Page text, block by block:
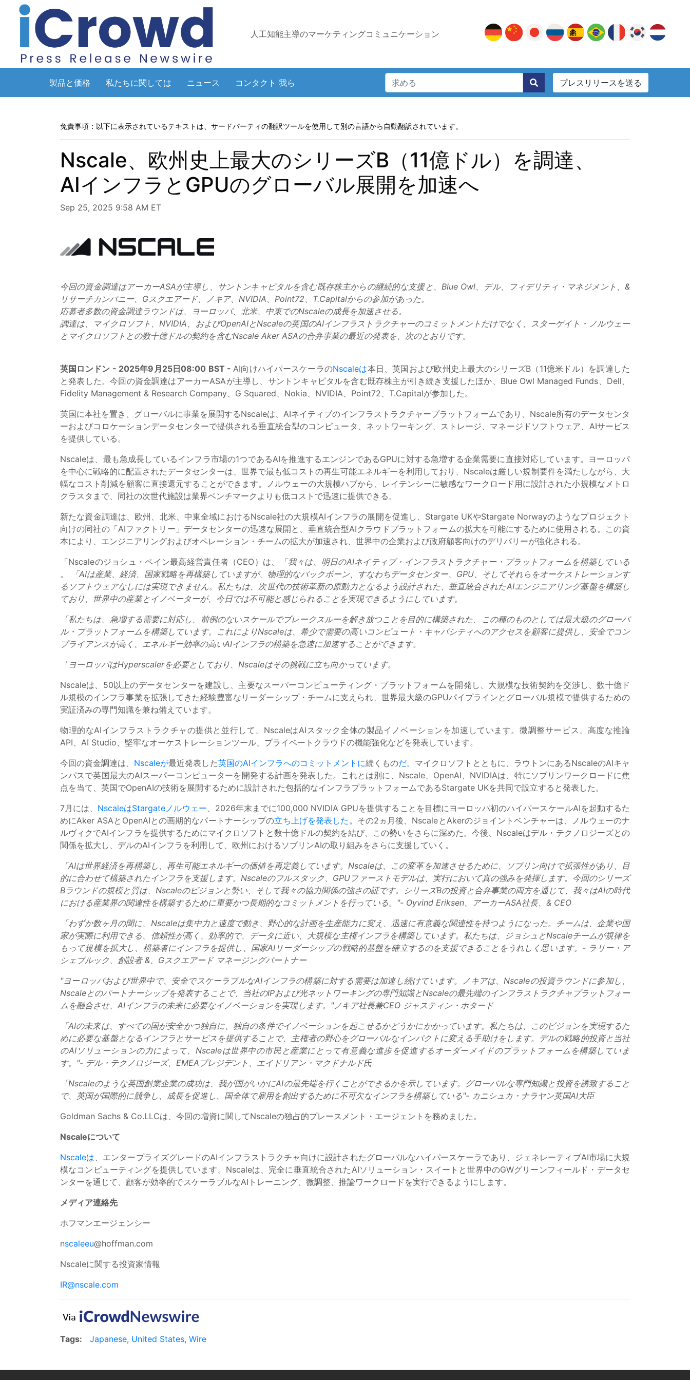
人工知能主導のマーケティングコミュニケーション
製品と価格 私たちに関しては ニュース コンタクト 我ら プレスリリースを送る
免責事項：以下に表示されているテキストは、サードパーティの翻訳ツールを使用して別の言語から自動翻訳されています。
Nscale、欧州史上最大のシリーズB（11億ドル）を調達、
AIインフラとGPUのグローバル展開を加速へ
Sep 25, 2025 9:58 AM ET
今回の資金調達はアーカーASAが主導し、サントンキャピタルを含む既存株主からの継続的な支援と、Blue Owl、デル、フィデリティ・マネジメント、&
リサーチカンパニー、Gスクエアード、ノキア、NVIDIA、Point72、T.Capitalからの参加があった。
応募者多数の資金調達ラウンドは、ヨーロッパ、北米、中東でのNscaleの成長を加速させる。
調達は、マイクロソフト、NVIDIA、およびOpenAIとNscaleの英国のAIインフラストラクチャーのコミットメントだけでなく、スターゲイト・ノルウェー
とマイクロソフトとの数十億ドルの契約を含むNscale Aker ASAの合弁事業の最近の発表を、次のとおりです。
英国ロンドン - 2025年9月25日08:00 BST -AI向けハイパースケーラのNscaleは本日、英国および欧州史上最大のシリーズB（11億米ドル）を調達した
と発表した。今回の資金調達はアーカーASAが主導し、サントンキャピタルを含む既存株主が引き続き支援したほか、Blue Owl Managed Funds、Dell、
Fidelity Management & Research Company、G Squared、Nokia、NVIDIA、Point72、T.Capitalが参加した。
英国に本社を置き、グローバルに事業を展開するNscaleは、AIネイティブのインフラストラクチャープラットフォームであり、Nscale所有のデータセンタ
ーおよびコロケーションデータセンターで提供される垂直統合型のコンピュータ、ネットワーキング、ストレージ、マネージドソフトウェア、AIサービス
を提供している。
Nscaleは、最も急成長しているインフラ市場の1つであるAIを推進するエンジンであるGPUに対する急増する企業需要に直接対応しています。ヨーロッパ
を中心に戦略的に配置されたデータセンターは、世界で最も低コストの再生可能エネルギーを利用しており、Nscaleは厳しい規制要件を満たしながら、大
幅なコスト削減を顧客に直接還元することができます。ノルウェーの大規模ハブから、レイテンシーに敏感なワークロード用に設計された小規模なメトロ
クラスタまで、同社の次世代施設は業界ベンチマークよりも低コストで迅速に提供できる。
新たな資金調達は、欧州、北米、中東全域におけるNscale社の大規模AIインフラの展開を促進し、Stargate UKやStargate Norwayのようなプロジェクト
向けの同社の「AIファクトリー」データセンターの迅速な展開と、垂直統合型AIクラウドプラットフォームの拡大を可能にするために使用される。この資
本により、エンジニアリングおよびオペレーション・チームの拡大が加速され、世界中の企業および政府顧客向けのデリバリーが強化される。
「Nscaleのジョシュ・ペイン最高経営責任者（CEO）は、
「我々は、明日のAIネイティブ・インフラストラクチャー・プラットフォームを構築している
。
「AIは産業、経済、国家戦略を再構築していますが、物理的なバックボーン、すなわちデータセンター、GPU、そしてそれらをオーケストレーションす
るソフトウェアなしには実現できません。私たちは、次世代の技術革新の原動力となるよう設計された、垂直統合されたAIエンジニアリング基盤を構築し
ており、世界中の産業とイノベーターが、今日では不可能と感じられることを実現できるようにしています。
「私たちは、急増する需要に対応し、前例のないスケールでブレークスルーを解き放つことを目的に構築された、この種のものとしては最大級のグローバ
ル・プラットフォームを構築しています。これによりNscaleは、希少で需要の高いコンピュート・キャパシティへのアクセスを顧客に提供し、安全でコン
プライアンスが高く、エネルギー効率の高いAIインフラの構築を急速に加速することができます。
「ヨーロッパはHyperscalerを必要としており、Nscaleはその挑戦に立ち向かっています。
Nscaleは、50以上のデータセンターを建設し、主要なスーパーコンピューティング・プラットフォームを開発し、大規模な技術契約を交渉し、数十億ド
ル規模のインフラ事業を拡張してきた経験豊富なリーダーシップ・チームに支えられ、世界最大級のGPUパイプラインとグローバル規模で提供するための
実証済みの専門知識を兼ね備えています。
物理的なAIインフラストラクチャの提供と並行して、NscaleはAIスタック全体の製品イノベーションを加速しています。微調整サービス、高度な推論
API、AI Studio、堅牢なオーケストレーションツール、プライベートクラウドの機能強化などを発表しています。
今回の資金調達は、 Nscaleが最近発表した英国のAIインフラへのコミットメントに続くものだ。 マイクロソフトとともに、ラウトンにあるNscaleのAIキャ
ンパスで英国最大のAIスーパーコンピューターを開発する計画を発表した。これとは別に、Nscale、OpenAI、NVIDIAは、特にソブリンワークロードに焦
点を当て、英国でOpenAIの技術を展開するために設計された包括的なインフラプラットフォームであるStargate UKを共同で設立すると発表した。
7月には、 NscaleはStargateノルウェー、2026年末までに100,000 NVIDIA GPUを提供することを目標にヨーロッパ初のハイパースケールAIを起動するた
めにAker ASAとOpenAIとの画期的なパートナーシップの立ち上げを発表した 。その2ヵ月後、NscaleとAkerのジョイントベンチャーは、ノルウェーのナ
ルヴィクでAIインフラを提供するためにマイクロソフトと数十億ドルの契約を結び、この勢いをさらに深めた。今後、Nscaleはデル・テクノロジーズとの
関係を拡大し、デルのAIインフラを利用して、欧州におけるソブリンAIの取り組みをさらに支援していく。
「AIは世界経済を再構築し、再生可能エネルギーの価値を再定義しています。Nscaleは、この変革を加速させるために、ソブリン向けで拡張性があり、目
的に合わせて構築されたインフラを支援します。Nscaleのフルスタック、GPUファーストモデルは、実行において真の強みを発揮します。今回のシリーズ
Bラウンドの規模と質は、Nscaleのビジョンと勢い、そして我々の協力関係の強さの証です。シリーズBの投資と合弁事業の両方を通じて、我々はAIの時代
における産業界の関連性を構築するために重要かつ長期的なコミットメントを行っている。"- Oyvind Eriksen、アーカーASA社長、& CEO
「わずか数ヶ月の間に、Nscaleは集中力と速度で動き、野心的な計画を生産能力に変え、迅速に有意義な関連性を持つようになった。チームは、企業や国
家が実際に利用できる、信頼性が高く、効率的で、データに近い、大規模な主権インフラを構築しています。私たちは、ジョシュとNscaleチームが規律を
もって規模を拡大し、構築者にインフラを提供し、国家AIリーダーシップの戦略的基盤を確立するのを支援できることをうれしく思います。- ラリー・ア
シェブルック、創設者 &、Gスクエアード マネージングパートナー
"ヨーロッパおよび世界中で、安全でスケーラブルなAIインフラの構築に対する需要は加速し続けています。ノキアは、Nscaleの投資ラウンドに参加し、
Nscaleとのパートナーシップを発表することで、当社のIPおよび光ネットワーキングの専門知識とNscaleの最先端のインフラストラクチャプラットフォー
ムを融合させ、AIインフラの未来に必要なイノベーションを実現します。"ノキア社長兼CEO ジャスティン・ホタード
「AIの未来は、すべての国が安全かつ独自に、独自の条件でイノベーションを起こせるかどうかにかかっています。私たちは、このビジョンを実現するた
めに必要な基盤となるインフラとサービスを提供することで、主権者の野心をグローバルなインパクトに変える手助けをします。デルの戦略的投資と当社
のAIソリューションの力によって、Nscaleは世界中の市民と産業にとって有意義な進歩を促進するオーダーメイドのプラットフォームを構築していま
す。"- デル・テクノロジーズ、EMEAプレジデント、エイドリアン・マクドナルド氏
「Nscaleのような英国創業企業の成功は、我が国がいかにAIの最先端を行くことができるかを示しています。グローバルな専門知識と投資を誘致すること
で、英国が国際的に競争し、成長を促進し、国全体で雇用を創出するために不可欠なインフラを構築している"- カニシュカ・ナラヤン英国AI大臣
Goldman Sachs & Co.LLCは、今回の増資に関してNscaleの独占的プレースメント・エージェントを務めました。
Nscaleについて
Nscaleは、エンタープライズグレードのAIインフラストラクチャ向けに設計されたグローバルなハイパースケーラであり、ジェネレーティブAI市場に大規
模なコンピューティングを提供しています。Nscaleは、完全に垂直統合されたAIソリューション・スイートと世界中のGWグリーンフィールド・データセ
ンターを通じて、顧客が効率的でスケーラブルなAIトレーニング、微調整、推論ワークロードを実行できるようにします。
メディア連絡先
ホフマンエージェンシー
nscaleeu@hoffman.com
Nscaleに関する投資家情報
IR@nscale.com
Tags: Japanese, United States, Wire